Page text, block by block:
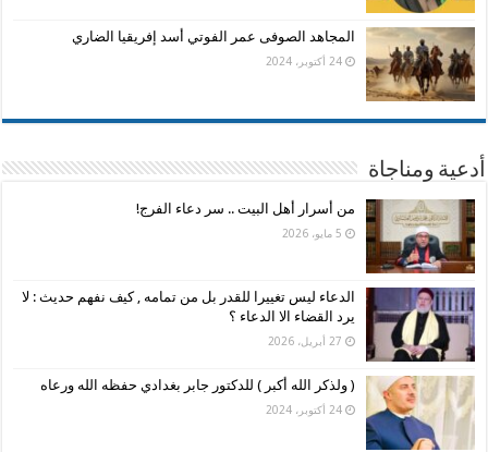
المجاهد الصوفى عمر الفوتي أسد إفريقيا الضاري
24 أكتوبر، 2024
أدعية ومناجاة
من أسرار أهل البيت .. سر دعاء الفرج!
5 مايو، 2026
الدعاء ليس تغييرا للقدر بل من تمامه , كيف نفهم حديث : لا
يرد القضاء الا الدعاء ؟
27 أبريل، 2026
( ولذكر الله أكبر ) للدكتور جابر بغدادي حفظه الله ورعاه
24 أكتوبر، 2024